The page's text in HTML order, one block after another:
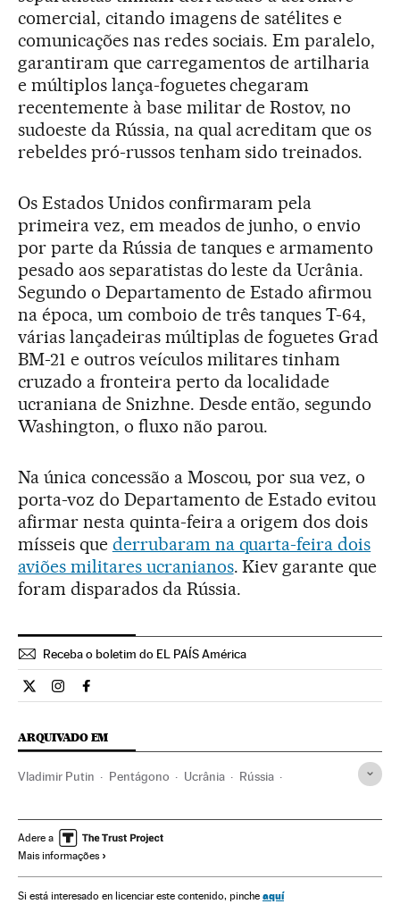
comercial, citando imagens de satélites e
comunicações nas redes sociais. Em paralelo,
garantiram que carregamentos de artilharia
e múltiplos lança-foguetes chegaram
recentemente à base militar de Rostov, no
sudoeste da Rússia, na qual acreditam que os
rebeldes pró-russos tenham sido treinados.
Os Estados Unidos confirmaram pela
primeira vez, em meados de junho, o envio
por parte da Rússia de tanques e armamento
pesado aos separatistas do leste da Ucrânia.
Segundo o Departamento de Estado afirmou
na época, um comboio de três tanques T-64,
várias lançadeiras múltiplas de foguetes Grad
BM-21 e outros veículos militares tinham
cruzado a fronteira perto da localidade
ucraniana de Snizhne. Desde então, segundo
Washington, o fluxo não parou.
Na única concessão a Moscou, por sua vez, o
porta-voz do Departamento de Estado evitou
afirmar nesta quinta-feira a origem dos dois
mísseis que derrubaram na quarta-feira dois
aviões militares ucranianos. Kiev garante que
foram disparados da Rússia.
Receba o boletim do EL PAÍS América
Internacional El País Brasil en Twitter
Internacional El País Brasil en Instagram
Internacional El País Brasil en Facebook
ARQUIVADO EM
Vladimir Putin Pentágono Ucrânia Rússia
Estados Unidos Segurança nacional
América
Adere a
Mais informações
Si está interesado en licenciar este contenido, pinche aquí